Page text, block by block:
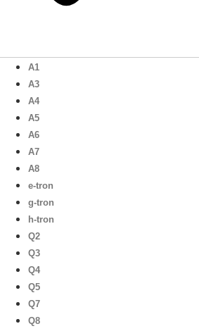
A1
A3
A4
A5
A6
A7
A8
e-tron
g-tron
h-tron
Q2
Q3
Q4
Q5
Q7
Q8